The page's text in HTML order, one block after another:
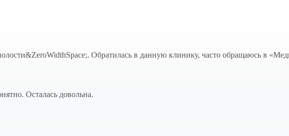
Обратилась в данную клинику, часто обращаюсь в
Осталась довольна.